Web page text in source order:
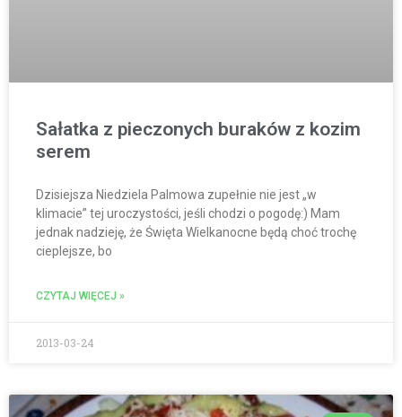
Sałatka z pieczonych buraków z kozim
serem
Dzisiejsza Niedziela Palmowa zupełnie nie jest „w
klimacie” tej uroczystości, jeśli chodzi o pogodę:) Mam
jednak nadzieję, że Święta Wielkanocne będą choć trochę
cieplejsze, bo
CZYTAJ WIĘCEJ »
2013-03-24